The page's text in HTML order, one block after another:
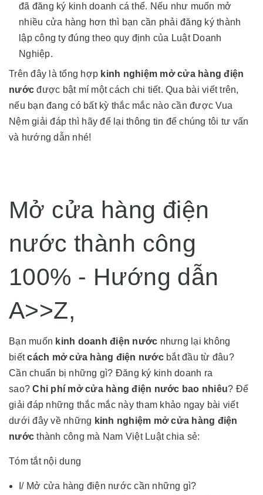
đã đăng ký kinh doanh cá thể. Nếu như muốn mở
nhiều cửa hàng hơn thì bạn cần phải đăng ký thành
lập công ty đúng theo quy định của Luật Doanh
Nghiệp.
Trên đây là tổng hợp kinh nghiệm mở cửa hàng điện
nước được bật mí một cách chi tiết. Qua bài viết trên,
nếu bạn đang có bất kỳ thắc mắc nào cần được Vua
Nệm giải đáp thì hãy để lại thông tin để chúng tôi tư vấn
và hướng dẫn nhé!
Mở cửa hàng điện
nước thành công
100% - Hướng dẫn
A>>Z,
Bạn muốn kinh doanh điện nước nhưng lại không
biếtcách mở cửa hàng điện nướcbắt đầu từ đâu?
Cần chuẩn bị những gì? Đăng ký kinh doanh ra
sao?Chi phí mở cửa hàng điện nước bao nhiêu? Để
giải đáp những thắc mắc này tham khảo ngay bài viết
dưới đây về những kinh nghiệm mở cửa hàng điện
nước thành công mà Nam Việt Luật chia sẻ:
Tóm tắt nội dung
I/ Mở cửa hàng điện nước cần những gì?